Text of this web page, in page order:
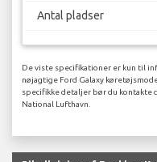
Antal pladser
De viste specifikationer er kun til
nøjagtige Ford Galaxy
specifikke detaljer bør du kontakte
National Lufthavn.